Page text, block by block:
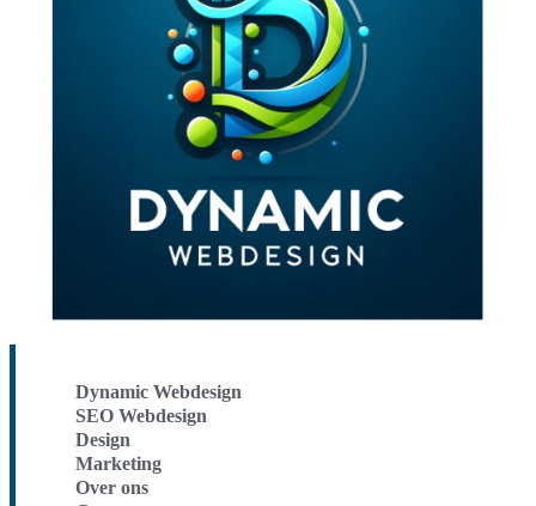
Dynamic Webdesign
SEO Webdesign
Design
Marketing
Over ons